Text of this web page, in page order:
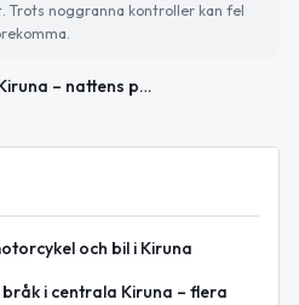
Trots noggranna kontroller kan fel
Rattfylleri i Kiruna – nattens polisrapport från Norrbottens län
och bil i Kiruna
i centrala Kiruna – flera